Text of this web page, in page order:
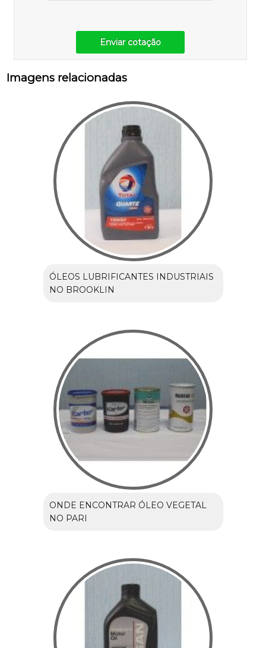
Enviar cotação
Imagens relacionadas
ÓLEOS LUBRIFICANTES INDUSTRIAIS
NO BROOKLIN
ONDE ENCONTRAR ÓLEO VEGETAL
NO PARI